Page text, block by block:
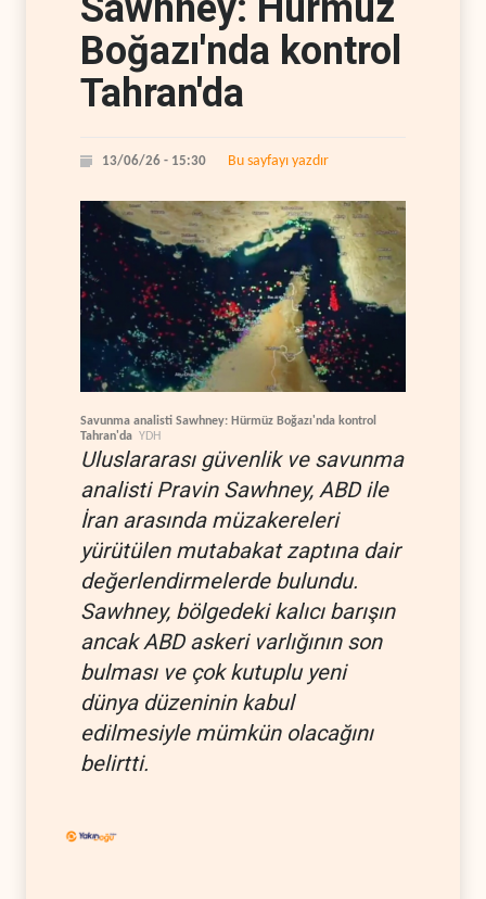
Boğazı'nda kontrol
Tahran'da
13/06/26 - 15:30 Bu sayfayı yazdır
Savunma analisti Sawhney: Hürmüz Boğazı'nda kontrol
Tahran'da YDH
Uluslararası güvenlik ve savunma
analisti Pravin Sawhney, ABD ile
İran arasında müzakereleri
yürütülen mutabakat zaptına dair
değerlendirmelerde bulundu.
Sawhney, bölgedeki kalıcı barışın
ancak ABD askeri varlığının son
bulması ve çok kutuplu yeni
dünya düzeninin kabul
edilmesiyle mümkün olacağını
belirtti.